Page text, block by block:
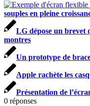
souples en pleine
LG dépose un brevet
montres
Un prototype de
Apple rachète les
Présentation de
0 réponses